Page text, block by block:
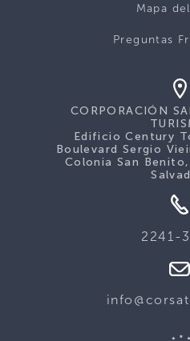
Mapa
Preguntas
CORPORACIÓN
Edificio Century
Boulevard Sergio
Colonia San
2241-